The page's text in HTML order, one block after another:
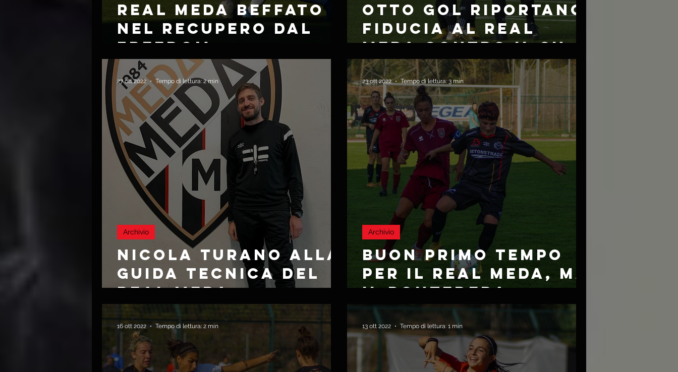
REAL MEDA BEFFATO
NEL RECUPERO DAL
FREEDOM
OTTO GOL RIPORTANO
FIDUCIA AL REAL
MEDA CONTRO IL SU
PLANU
NICOLA TURANO ALLA
GUIDA TECNICA DEL
REAL MEDA
Archivio
27 ott 2022 Tempo di lettura: 2 min
BUON PRIMO TEMPO
PER IL REAL MEDA, MA
IL PONTEDERA
CONQUISTA I TRE
PUNTI
Archivio
23 ott 2022 Tempo di lettura: 3 min
16 ott 2022 Tempo di lettura: 2 min 13 ott 2022 Tempo di lettura: 1 min